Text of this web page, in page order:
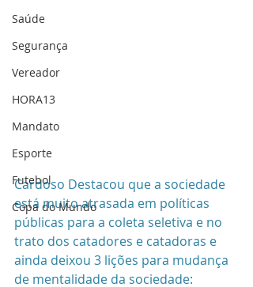
Saúde
Segurança
Vereador
HORA13
Mandato
Esporte
Futebol
Copa do Mundo
Cardoso Destacou que a sociedade
está muito atrasada em políticas
públicas para a coleta seletiva e no
trato dos catadores e catadoras e
ainda deixou 3 lições para mudança
de mentalidade da sociedade: